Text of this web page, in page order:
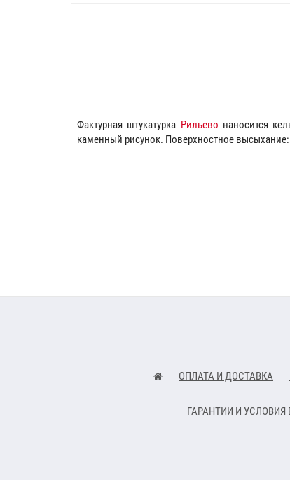
Фактурная штукатурка Рильево наносится
каменный рисунок. Поверхностное
ОПЛАТА И ДОСТАВКА
ГАРАНТИИ И УСЛОВИЯ